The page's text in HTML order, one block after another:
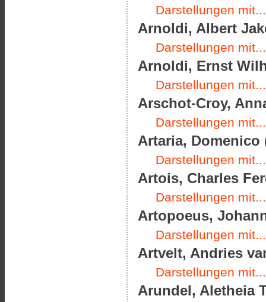
Darstellungen mit...
Arnoldi, Albert
Darstellungen mit...
Arnoldi, Ernst
Darstellungen mit...
Arschot-Croy,
Darstellungen mit...
Artaria, Domenico
Darstellungen mit...
Artois, Charles
Darstellungen mit...
Artopoeus,
Darstellungen mit...
Artvelt, Andries
Darstellungen mit...
Arundel, Aletheia